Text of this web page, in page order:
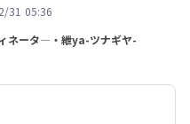
31 05:36
ネータ―・紲ya-ツナギヤ-